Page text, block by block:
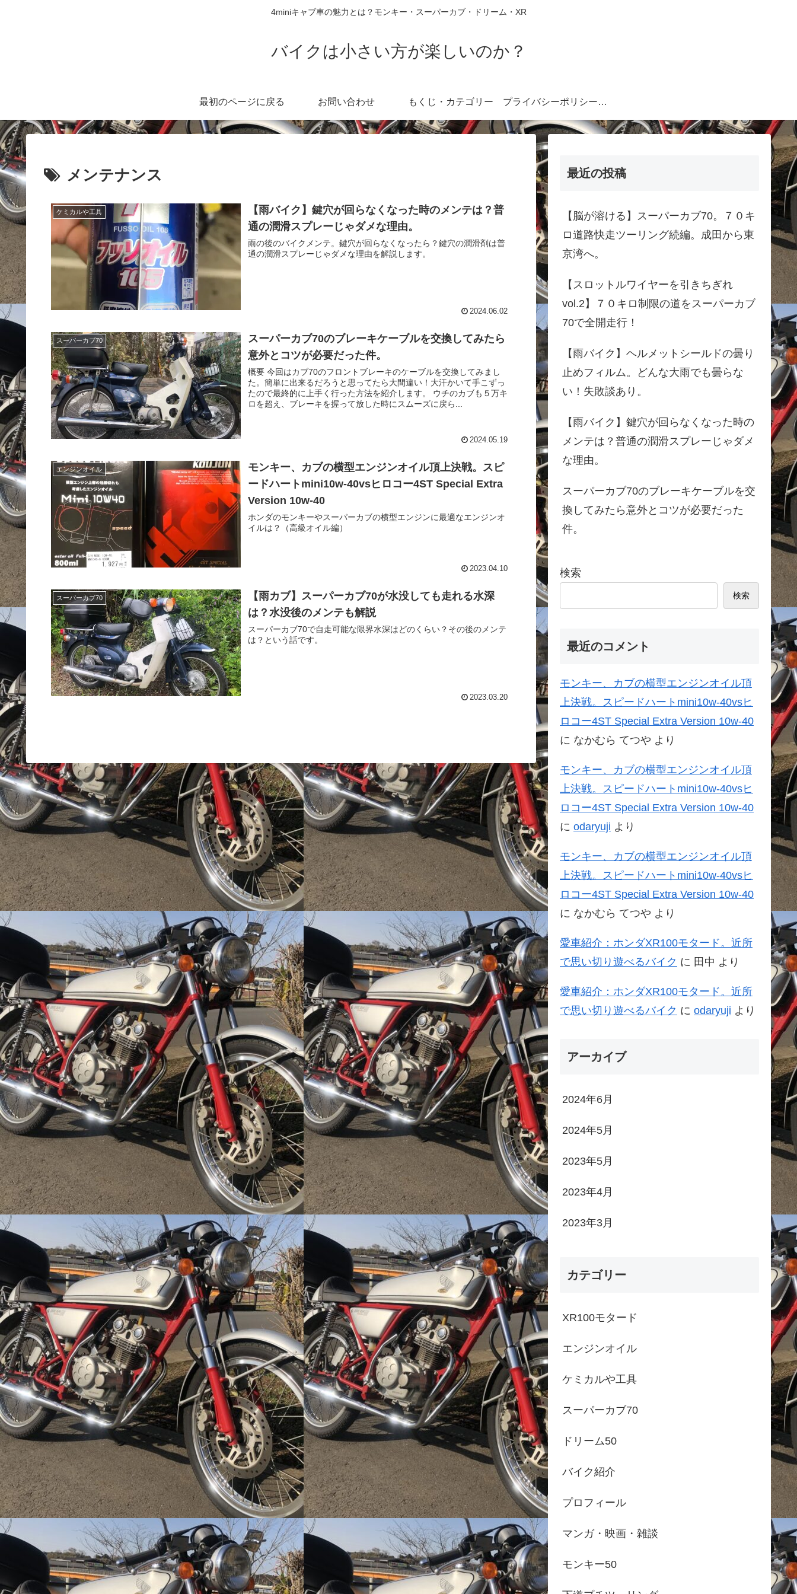
4miniキャブ車の魅力とは？モンキー・スーパーカブ・ドリーム・XR
バイクは小さい方が楽しいのか？
最初のページに戻る お問い合わせ もくじ・カテゴリー プライバシーポリシー・注意事項等
メンテナンス
ケミカルや工具
【雨バイク】鍵穴が回らなくなった時のメンテは？普
通の潤滑スプレーじゃダメな理由。
雨の後のバイクメンテ。鍵穴が回らなくなったら？鍵穴の潤滑剤は普
通の潤滑スプレーじゃダメな理由を解説します。
2024.06.02
スーパーカブ70
スーパーカブ70のブレーキケーブルを交換してみたら
意外とコツが必要だった件。
概要 今回はカブ70のフロントブレーキのケーブルを交換してみまし
た。簡単に出来るだろうと思ってたら大間違い！大汗かいて手こずっ
たので最終的に上手く行った方法を紹介します。 ウチのカブも５万キ
ロを超え、ブレーキを握って放した時にスムーズに戻ら...
2024.05.19
エンジンオイル
モンキー、カブの横型エンジンオイル頂上決戦。スピ
ードハートmini10w-40vsヒロコー4ST Special Extra
Version 10w-40
ホンダのモンキーやスーパーカブの横型エンジンに最適なエンジンオ
イルは？（高級オイル編）
2023.04.10
スーパーカブ70
【雨カブ】スーパーカブ70が水没しても走れる水深
は？水没後のメンテも解説
スーパーカブ70で自走可能な限界水深はどのくらい？その後のメンテ
は？という話です。
2023.03.20
最近の投稿
【脳が溶ける】スーパーカブ70。７０キ
ロ道路快走ツーリング続編。成田から東
京湾へ。
【スロットルワイヤーを引きちぎれ
vol.2】７０キロ制限の道をスーパーカブ
70で全開走行！
【雨バイク】ヘルメットシールドの曇り
止めフィルム。どんな大雨でも曇らな
い！失敗談あり。
【雨バイク】鍵穴が回らなくなった時の
メンテは？普通の潤滑スプレーじゃダメ
な理由。
スーパーカブ70のブレーキケーブルを交
換してみたら意外とコツが必要だった
件。
検索
検索
最近のコメント
モンキー、カブの横型エンジンオイル頂
上決戦。スピードハートmini10w-40vsヒ
ロコー4ST Special Extra Version 10w-40
に なかむら てつや より
モンキー、カブの横型エンジンオイル頂
上決戦。スピードハートmini10w-40vsヒ
ロコー4ST Special Extra Version 10w-40
に odaryuji より
モンキー、カブの横型エンジンオイル頂
上決戦。スピードハートmini10w-40vsヒ
ロコー4ST Special Extra Version 10w-40
に なかむら てつや より
愛車紹介：ホンダXR100モタード。近所
で思い切り遊べるバイク に 田中 より
愛車紹介：ホンダXR100モタード。近所
で思い切り遊べるバイク に odaryuji より
アーカイブ
2024年6月
2024年5月
2023年5月
2023年4月
2023年3月
カテゴリー
XR100モタード
エンジンオイル
ケミカルや工具
スーパーカブ70
ドリーム50
バイク紹介
プロフィール
マンガ・映画・雑談
モンキー50